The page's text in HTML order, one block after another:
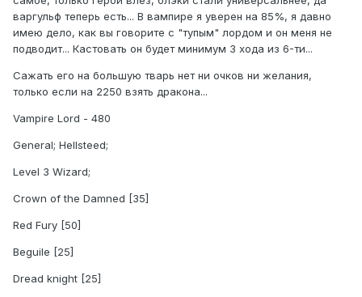
варгульф теперь есть... В вампире я уверен на 85%, я давно
имею дело, как вы говорите с "тупым" лордом и он меня не
подводит... Кастовать он будет минимум 3 хода из 6-ти...
Сажать его на большую тварь нет ни очков ни желания,
только если на 2250 взять дракона...
Vampire Lord - 480
General; Hellsteed;
Level 3 Wizard;
Crown of the Damned [35]
Red Fury [50]
Beguile [25]
Dread knight [25]